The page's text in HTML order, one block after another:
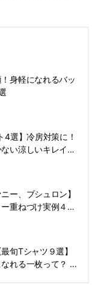
身軽になれるバッ
4選】冷房対策に！
い涼しいキレイめ
ー、ブシュロン】
重ねづけ実例４選
旬Tシャツ９選】
れる一枚って？ |